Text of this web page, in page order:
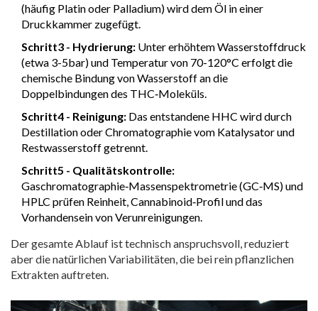
(häufig Platin oder Palladium) wird dem Öl in einer
Druckkammer zugefügt.
Schritt3 - Hydrierung: Unter erhöhtem Wasserstoffdruck
(etwa 3-5bar) und Temperatur von 70-120°C erfolgt die
chemische Bindung von Wasserstoff an die
Doppelbindungen des THC‑Moleküls.
Schritt4 - Reinigung: Das entstandene HHC wird durch
Destillation oder Chromatographie vom Katalysator und
Restwasserstoff getrennt.
Schritt5 - Qualitätskontrolle:
Gaschromatographie‑Massenspektrometrie (GC‑MS) und
HPLC prüfen Reinheit, Cannabinoid‑Profil und das
Vorhandensein von Verunreinigungen.
Der gesamte Ablauf ist technisch anspruchsvoll, reduziert
aber die natürlichen Variabilitäten, die bei rein pflanzlichen
Extrakten auftreten.